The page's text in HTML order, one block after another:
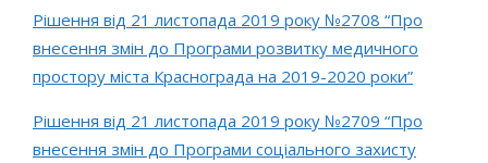
Рішення від 21 листопада 2019 року №2708 “Про
внесення змін до Програми розвитку медичного
простору міста Краснограда на 2019-2020 роки”
Рішення від 21 листопада 2019 року №2709 “Про
внесення змін до Програми соціального захисту